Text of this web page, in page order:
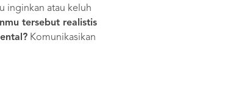
inginkan atau keluh
tersebut realistis
Komunikasikan